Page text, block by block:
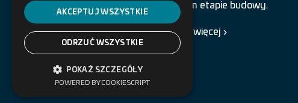
każdym etapie budowy.
Czytaj więcej
AKCEPTUJ WSZYSTKIE
ODRZUĆ WSZYSTKIE
POKAŻ SZCZEGÓŁY
POWERED BY COOKIESCRIPT